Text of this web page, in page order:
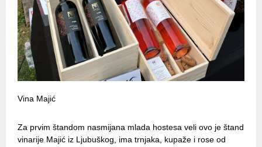
Vina Majić
Za prvim štandom nasmijana mlada hostesa veli ovo je štand
vinarije Majić iz Ljubuškog, ima trnjaka, kupaže i rose od